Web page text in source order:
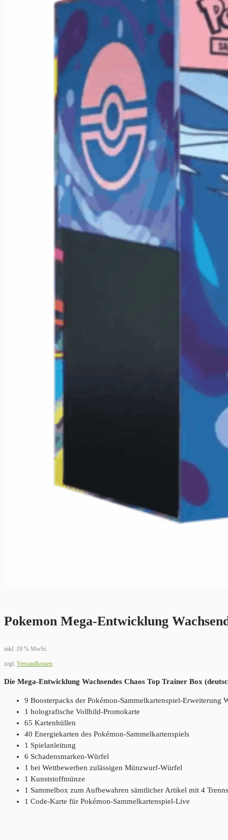
Pokemon Mega-Entwicklung
inkl. 19 % MwSt.
zzgl. Versandkosten
Die Mega-Entwicklung Wachsendes Chaos Top Trainer Box
9 Boosterpacks der Pokémon-Sammelkartenspiel-Erweiterung
1 holografische Vollbild-Promokarte
65 Kartenhüllen
40 Energiekarten des Pokémon-Sammelkartenspiels
1 Spielanleitung
6 Schadensmarken-Würfel
1 bei Wettbewerben zulässigen Münzwurf-Würfel
1 Kunststoffmünze
1 Sammelbox zum Aufbewahren sämtlicher Artikel mit 4
1 Code-Karte für Pokémon-Sammelkartenspiel-Live